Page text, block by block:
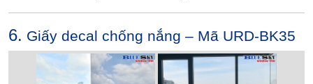
6. Giấy decal chống nắng – Mã URD-BK35